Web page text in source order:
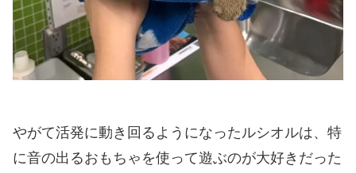
やがて活発に動き回るようになったルシオルは、特
に音の出るおもちゃを使って遊ぶのが大好きだった